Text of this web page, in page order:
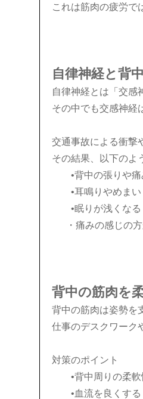
これは筋肉の疲労で
自律神経と背
自律神経とは「交感
その中でも交感神経
交通事故による衝撃
その結果、以下のよ
•背中の張りや痛
•耳鳴りやめまい
•眠りが浅くなる
・ 痛みの感じの
背中の筋肉を
背中の筋肉は姿勢を
仕事のデスクワーク
対策のポイント
•背中周りの柔
•血流を良くする